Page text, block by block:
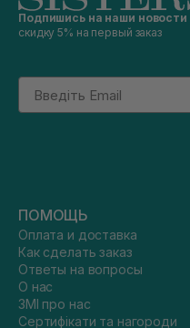
Подпишись на наши новости
скидку 5% на первый заказ
Email
ПОМОЩЬ
Оплата и доставка
Как сделать заказ
Ответы на вопросы
О нас
ЗМІ про нас
Сертифікати та нагороди